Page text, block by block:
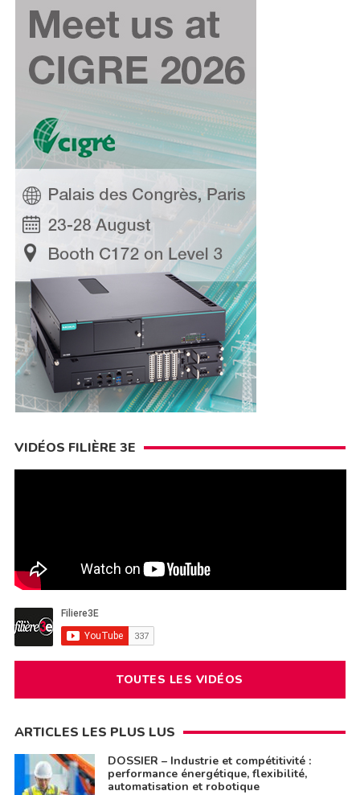
VIDÉOS FILIÈRE 3E
TOUTES LES VIDÉOS
ARTICLES LES PLUS LUS
DOSSIER – Industrie et compétitivité :
performance énergétique, flexibilité,
automatisation et robotique